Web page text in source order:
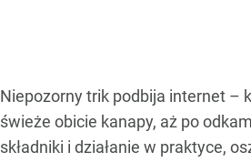
Niepozorny trik podbija internet –
świeże obicie kanapy, aż po
składniki i działanie w praktyce,